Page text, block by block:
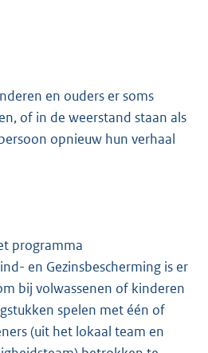
en ouders er soms
of in de weerstand staan als
opnieuw hun verhaal
programma
en Gezinsbescherming is er
bij volwassenen of kinderen
spelen met één of
(uit het lokaal team en